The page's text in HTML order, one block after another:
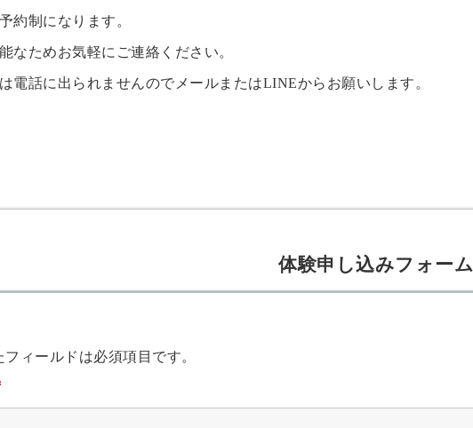
約制になります。
なためお気軽にご連絡ください。
電話に出られませんのでメールまたはLINEからお願いします。
体験申し込みフォーム
フィールドは必須項目です。